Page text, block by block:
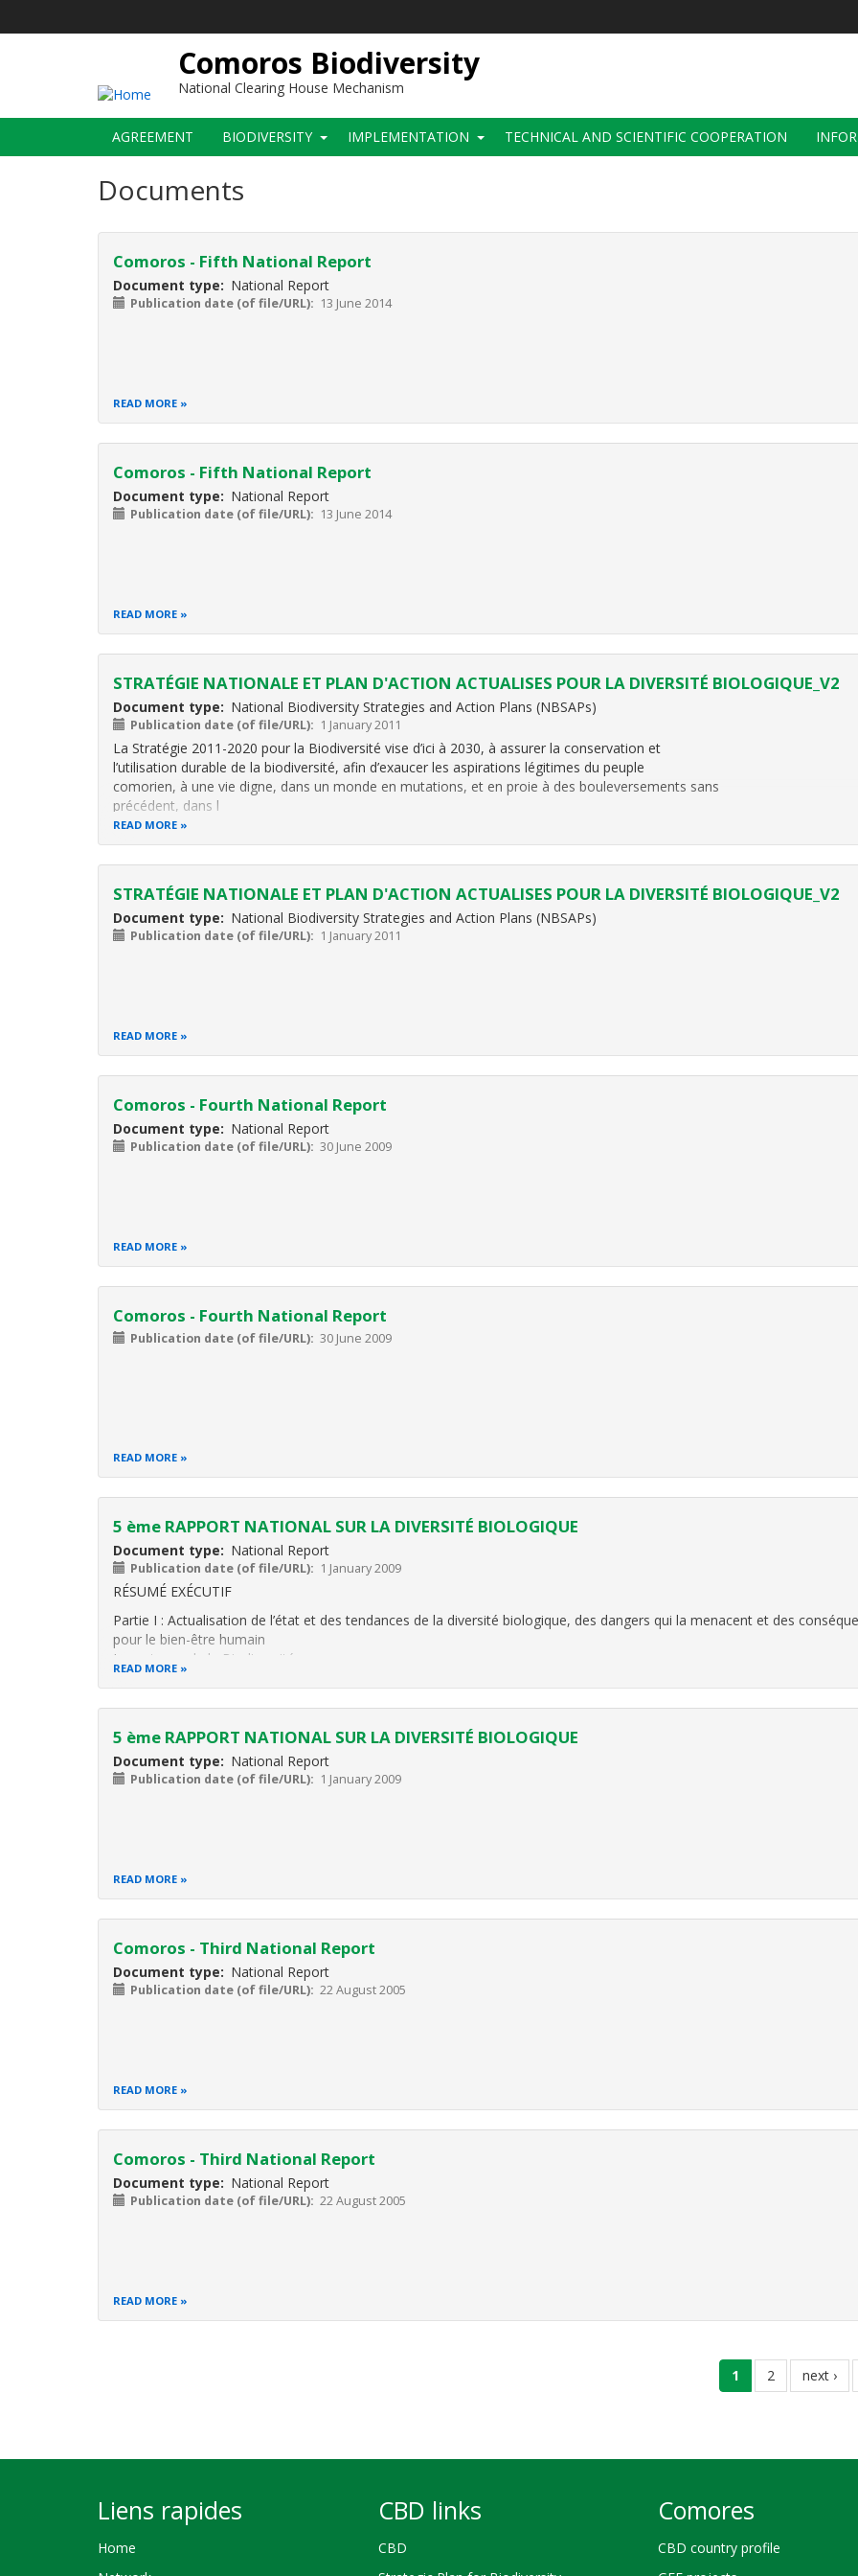
Comoros Biodiversity
National Clearing House Mechanism
Main
navigation
AGREEMENT BIODIVERSITY IMPLEMENTATION TECHNICAL AND SCIENTIFIC COOPERATION
Documents
Comoros - Fifth National Report
Document type National Report
Publication date (of file/URL) 13 June 2014
READ MORE
Comoros - Fifth National Report
Document type National Report
Publication date (of file/URL) 13 June 2014
READ MORE
STRATÉGIE NATIONALE ET PLAN D'ACTION ACTUALISES POUR LA DIVERSITÉ BIOLOGIQUE_V2
Document type National Biodiversity Strategies and Action Plans (NBSAPs)
Publication date (of file/URL) 1 January 2011
La Stratégie 2011-2020 pour la Biodiversité vise d’ici à 2030, à assurer la conservation et
l’utilisation durable de la biodiversité, afin d’exaucer les aspirations légitimes du peuple
comorien, à une vie digne, dans un monde en mutations, et en proie à des bouleversements sans
précédent, dans l
READ MORE
STRATÉGIE NATIONALE ET PLAN D'ACTION ACTUALISES POUR LA DIVERSITÉ BIOLOGIQUE_V2
Document type National Biodiversity Strategies and Action Plans (NBSAPs)
Publication date (of file/URL) 1 January 2011
READ MORE
Comoros - Fourth National Report
Document type National Report
Publication date (of file/URL) 30 June 2009
READ MORE
Comoros - Fourth National Report
Publication date (of file/URL) 30 June 2009
READ MORE
5 ème RAPPORT NATIONAL SUR LA DIVERSITÉ BIOLOGIQUE
Document type National Report
Publication date (of file/URL) 1 January 2009
RÉSUMÉ EXÉCUTIF
Partie I : Actualisation de l’état et des tendances de la diversité biologique, des dangers qui la menacent et des
pour le bien-être humain
Importance de la Biodiversité
La biodiversité a toujours été et reste encore le fondement essentiel de la vie économique et
READ MORE
5 ème RAPPORT NATIONAL SUR LA DIVERSITÉ BIOLOGIQUE
Document type National Report
Publication date (of file/URL) 1 January 2009
READ MORE
Comoros - Third National Report
Document type National Report
Publication date (of file/URL) 22 August 2005
READ MORE
Comoros - Third National Report
Document type National Report
Publication date (of file/URL) 22 August 2005
READ MORE
current
page
1 page
2
next
page
next ›
Liens rapides
Home
CBD links
CBD
Comores
CBD country profile